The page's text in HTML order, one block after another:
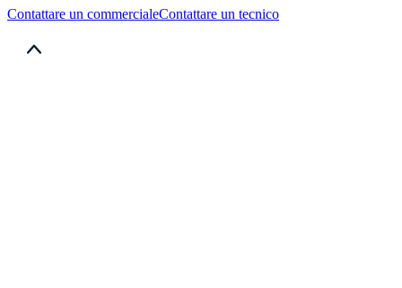
Contattare un commercialeContattare un tecnico